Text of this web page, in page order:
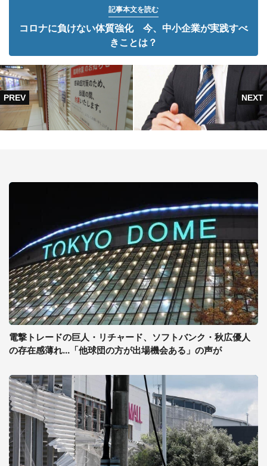
記事本文を読む
コロナに負けない体質強化 今、中小企業が実践すべ
きことは？
電撃トレードの巨人・リチャード、ソフトバンク・秋広優人
の存在感薄れ...「他球団の方が出場機会ある」の声が